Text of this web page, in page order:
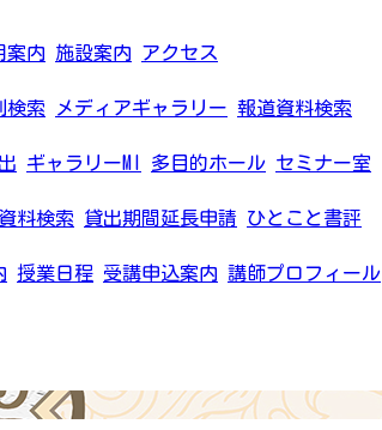
案内 施設案内 アクセス
検索 メディアギャラリー 報道資料検索
ギャラリーMI 多目的ホール セミナー室
料検索 貸出期間延長申請 ひとこと書評
授業日程 受講申込案内 講師プロフィール